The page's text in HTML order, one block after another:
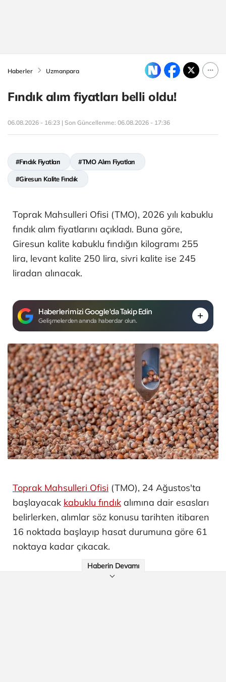
Haberler Uzmanpara
Fındık alım fiyatları belli oldu!
06.08.2026 - 16:23 | Son Güncellenme: 06.08.2026 - 17:36
#Fındık Fiyatları #TMO Alım Fiyatları
#Giresun Kalite Fındık
Toprak Mahsulleri Ofisi (TMO), 2026 yılı kabuklu
fındık alım fiyatlarını açıkladı. Buna göre,
Giresun kalite kabuklu fındığın kilogramı 255
lira, levant kalite 250 lira, sivri kalite ise 245
liradan alınacak.
Haberlerimizi Google'da Takip Edin
Gelişmelerden anında haberdar olun.
Toprak Mahsulleri Ofisi (TMO), 24 Ağustos'ta
başlayacak kabuklu fındık alımına dair esasları
belirlerken, alımlar söz konusu tarihten itibaren
16 noktada başlayıp hasat durumuna göre 61
noktaya kadar çıkacak.
Haberin Devamı